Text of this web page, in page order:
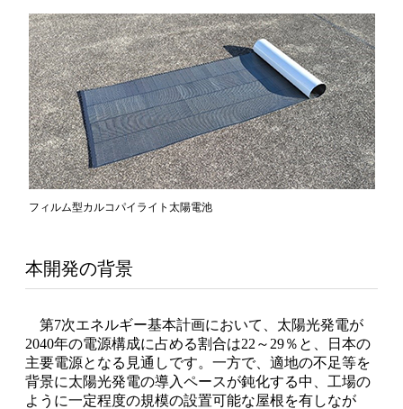
フィルム型カルコパイライト太陽電池
本開発の背景
第7次エネルギー基本計画において、太陽光発電が
2040年の電源構成に占める割合は22～29％と、日本の
主要電源となる見通しです。一方で、適地の不足等を
背景に太陽光発電の導入ペースが鈍化する中、工場の
ように一定程度の規模の設置可能な屋根を有しなが